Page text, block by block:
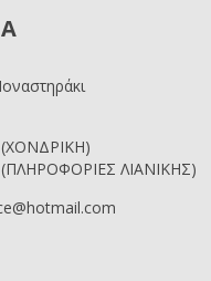
(ΧΟΝΔΡΙΚΗ)
(ΠΛΗΡΟΦΟΡΙΕΣ ΛΙΑΝΙΚΗΣ)